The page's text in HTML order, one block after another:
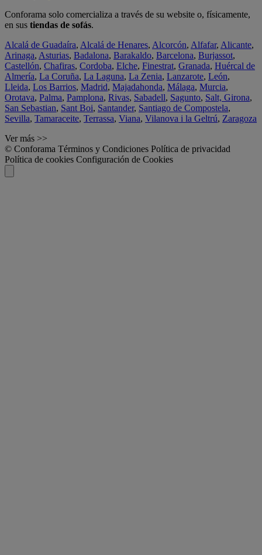
Conforama solo comercializa a través de su website o, físicamente,
en sus tiendas de sofás.
Alcalá de Guadaíra, Alcalá de Henares, Alcorcón, Alfafar, Alicante,
Arinaga, Asturias, Badalona, Barakaldo, Barcelona, Burjassot,
Castellón, Chafiras, Cordoba, Elche, Finestrat, Granada, Huércal de
Almería, La Coruña, La Laguna, La Zenia, Lanzarote, León,
Lleida, Los Barrios, Madrid, Majadahonda, Málaga, Murcia,
Orotava, Palma, Pamplona, Rivas, Sabadell, Sagunto, Salt, Girona,
San Sebastian, Sant Boi, Santander, Santiago de Compostela,
Sevilla, Tamaraceite, Terrassa, Viana, Vilanova i la Geltrú, Zaragoza
Ver más >>
© Conforama Términos y Condiciones Política de privacidad
Política de cookies Configuración de Cookies